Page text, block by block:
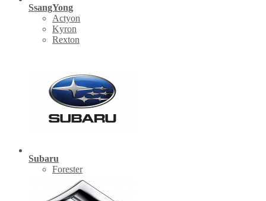
SsangYong
Actyon
Kyron
Rexton
Subaru
Forester